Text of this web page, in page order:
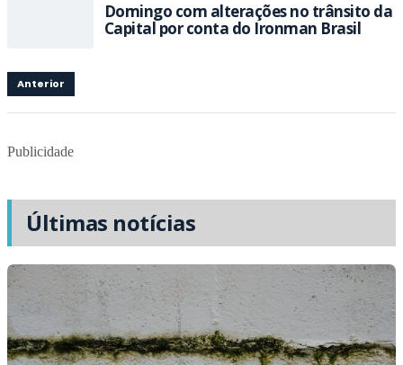
Domingo com alterações no trânsito da
Capital por conta do Ironman Brasil
Anterior
Publicidade
Últimas notícias